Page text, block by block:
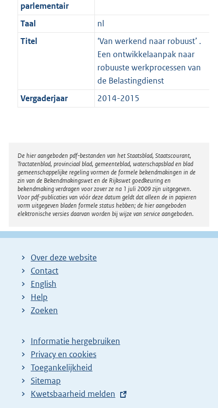
parlementair
Taal
nl
Titel
‘Van werkend naar robuust’ .
Een ontwikkelaanpak naar
robuuste werkprocessen van
de Belastingdienst
Vergaderjaar
2014-2015
Disclaimer
De hier aangeboden pdf-bestanden van het Staatsblad, Staatscourant,
Tractatenblad, provinciaal blad, gemeenteblad, waterschapsblad en blad
gemeenschappelijke regeling vormen de formele bekendmakingen in de
zin van de Bekendmakingswet en de Rijkswet goedkeuring en
bekendmaking verdragen voor zover ze na 1 juli 2009 zijn uitgegeven.
Voor pdf-publicaties van vóór deze datum geldt dat alleen de in papieren
vorm uitgegeven bladen formele status hebben; de hier aangeboden
elektronische versies daarvan worden bij wijze van service aangeboden.
Over deze website
Contact
English
Help
Zoeken
Informatie hergebruiken
Privacy en cookies
Toegankelijkheid
Sitemap
E
Kwetsbaarheid melden